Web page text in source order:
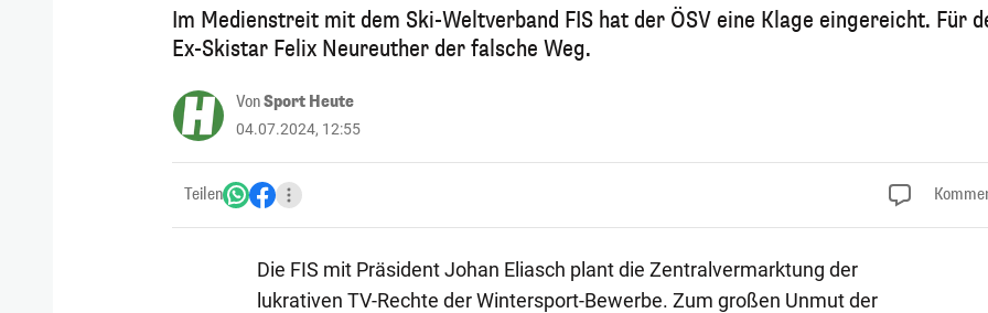
Im Medienstreit mit dem Ski-Weltverband FIS hat der ÖSV eine Klage eingereicht. Für
Ex-Skistar Felix Neureuther der falsche Weg.
VonSport Heute
04.07.2024, 12:55
Teilen
Die FIS mit Präsident Johan Eliasch plant die Zentralvermarktung der
lukrativen TV-Rechte der Wintersport-Bewerbe. Zum großen Unmut der